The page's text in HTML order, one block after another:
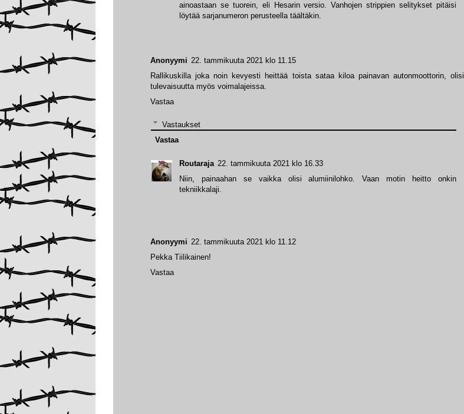
Anonyymi 22. tammikuuta 2021 klo 11.12
Pekka Tiilikainen!
Vastaa
Anonyymi 22. tammikuuta 2021 klo 11.15
Rallikuskilla joka noin kevyesti heittää toista sataa kiloa painavan autonmoottorin, olisi
tulevaisuutta myös voimalajeissa.
Vastaa
Vastaukset
Routaraja 22. tammikuuta 2021 klo 16.33
Niin, painaahan se vaikka olisi alumiinilohko. Vaan motin heitto onkin
tekniikkalaji.
Vastaa
ainoastaan se tuorein, eli Hesarin versio. Vanhojen strippien selitykset pitäisi
löytää sarjanumeron perusteella täältäkin.